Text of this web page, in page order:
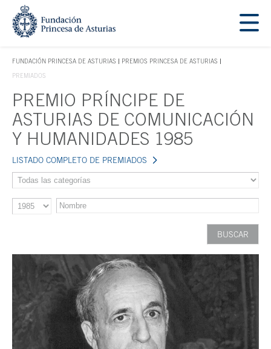
Saltar navegación. Ir directamente al contenido principal
FUNDACIÓN PRINCESA DE ASTURIAS
TECLA DE ACCESO 1
PREMIOS PRINCESA DE ASTURIAS
PREMIADOS
Contenido principal
PREMIO PRÍNCIPE DE
ASTURIAS DE COMUNICACIÓN
Y HUMANIDADES 1985
LISTADO COMPLETO DE PREMIADOS